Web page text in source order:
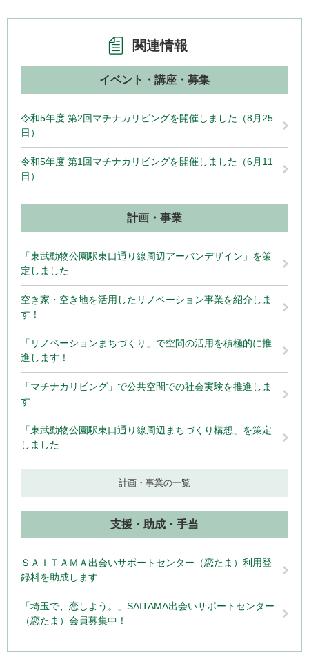
関連情報
イベント・講座・募集
令和5年度 第2回マチナカリビングを開催しました（8月25
日）
令和5年度 第1回マチナカリビングを開催しました（6月11
日）
計画・事業
「東武動物公園駅東口通り線周辺アーバンデザイン」を策
定しました
空き家・空き地を活用したリノベーション事業を紹介しま
す！
「リノベーションまちづくり」で空間の活用を積極的に推
進します！
「マチナカリビング」で公共空間での社会実験を推進しま
す
「東武動物公園駅東口通り線周辺まちづくり構想」を策定
しました
計画・事業の一覧
支援・助成・手当
ＳＡＩＴＡＭＡ出会いサポートセンター（恋たま）利用登
録料を助成します
「埼玉で、恋しよう。」SAITAMA出会いサポートセンター
（恋たま）会員募集中！